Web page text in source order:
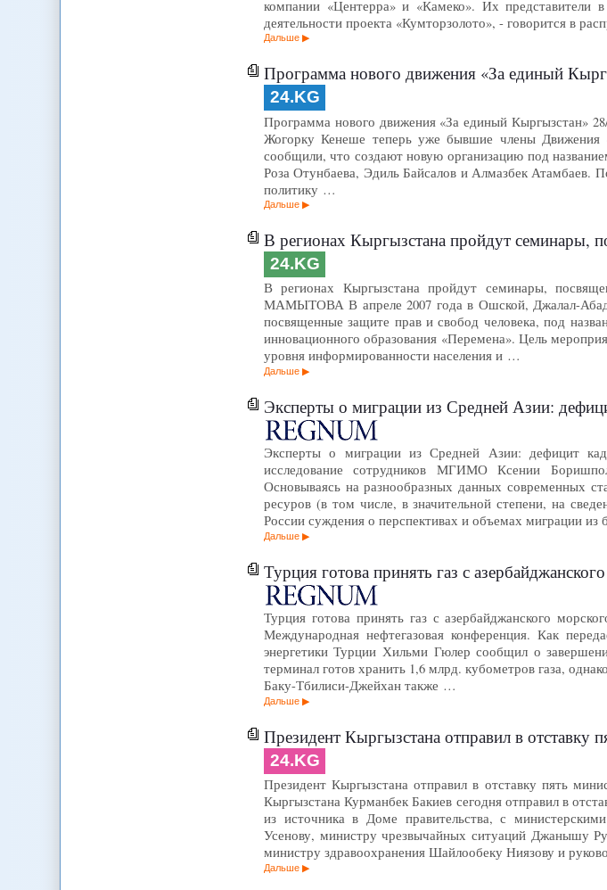
компании «Центерра» и «Камеко». Их представители
деятельности проекта «Кумторзолото», - говорится в
Дальше
Программа нового движения «За единый
24.KG
Программа нового движения «За единый Кыргызстан»
Жогорку Кенеше теперь уже бывшие члены Движения
сообщили, что создают новую организацию под
Роза Отунбаева, Эдиль Байсалов и Алмазбек Атамбаев.
политику …
Дальше
В регионах Кыргызстана пройдут семинары,
24.KG
В регионах Кыргызстана пройдут семинары,
МАМЫТОВА В апреле 2007 года в Ошской, Джалал-
посвященные защите прав и свобод человека, под
инновационного образования «Перемена». Цель
уровня информированности населения и …
Дальше
Эксперты о миграции из Средней Азии:
Эксперты о миграции из Средней Азии: дефицит
исследование сотрудников МГИМО Ксении
Основываясь на разнообразных данных современных
ресуров (в том числе, в значительной степени, на
России суждения о перспективах и объемах миграции
Дальше
Турция готова принять газ с
Турция готова принять газ с азербайджанского
Международная нефтегазовая конференция. Как
энергетики Турции Хильми Гюлер сообщил о
терминал готов хранить 1,6 млрд. кубометров газа,
Баку-Тбилиси-Джейхан также …
Дальше
Президент Кыргызстана отправил в отставку
24.KG
Президент Кыргызстана отправил в отставку пять
Кыргызстана Курманбек Бакиев сегодня отправил в
из источника в Доме правительства, с
Усенову, министру чрезвычайных ситуаций Джанышу
министру здравоохранения Шайлообеку Ниязову и
Дальше